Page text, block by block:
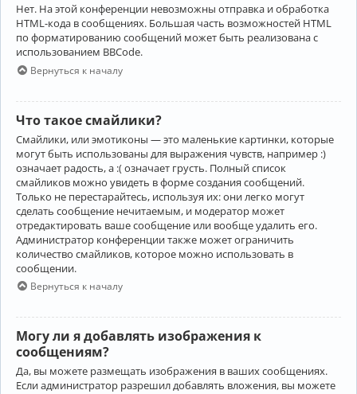
Нет. На этой конференции невозможны отправка и обработка
HTML-кода в сообщениях. Большая часть возможностей HTML
по форматированию сообщений может быть реализована с
использованием BBCode.
Вернуться к началу
Что такое смайлики?
Смайлики, или эмотиконы — это маленькие картинки, которые
могут быть использованы для выражения чувств, например :)
означает радость, а :( означает грусть. Полный список
смайликов можно увидеть в форме создания сообщений.
Только не перестарайтесь, используя их: они легко могут
сделать сообщение нечитаемым, и модератор может
отредактировать ваше сообщение или вообще удалить его.
Администратор конференции также может ограничить
количество смайликов, которое можно использовать в
сообщении.
Вернуться к началу
Могу ли я добавлять изображения к
сообщениям?
Да, вы можете размещать изображения в ваших сообщениях.
Если администратор разрешил добавлять вложения, вы можете